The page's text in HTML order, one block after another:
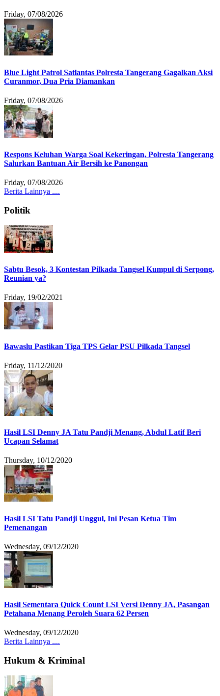
Friday, 07/08/2026
Blue Light Patrol Satlantas Polresta Tangerang Gagalkan Aksi
Curanmor, Dua Pria Diamankan
Friday, 07/08/2026
Respons Keluhan Warga Soal Kekeringan, Polresta Tangerang
Salurkan Bantuan Air Bersih ke Panongan
Friday, 07/08/2026
Berita Lainnya ....
Politik
Sabtu Besok, 3 Kontestan Pilkada Tangsel Kumpul di Serpong,
Reunian ya?
Friday, 19/02/2021
Bawaslu Pastikan Tiga TPS Gelar PSU Pilkada Tangsel
Friday, 11/12/2020
Hasil LSI Denny JA Tatu Pandji Menang, Abdul Latif Beri
Ucapan Selamat
Thursday, 10/12/2020
Hasil LSI Tatu Pandji Unggul, Ini Pesan Ketua Tim
Pemenangan
Wednesday, 09/12/2020
Hasil Sementara Quick Count LSI Versi Denny JA, Pasangan
Petahana Menang Peroleh Suara 62 Persen
Wednesday, 09/12/2020
Berita Lainnya ....
Hukum & Kriminal